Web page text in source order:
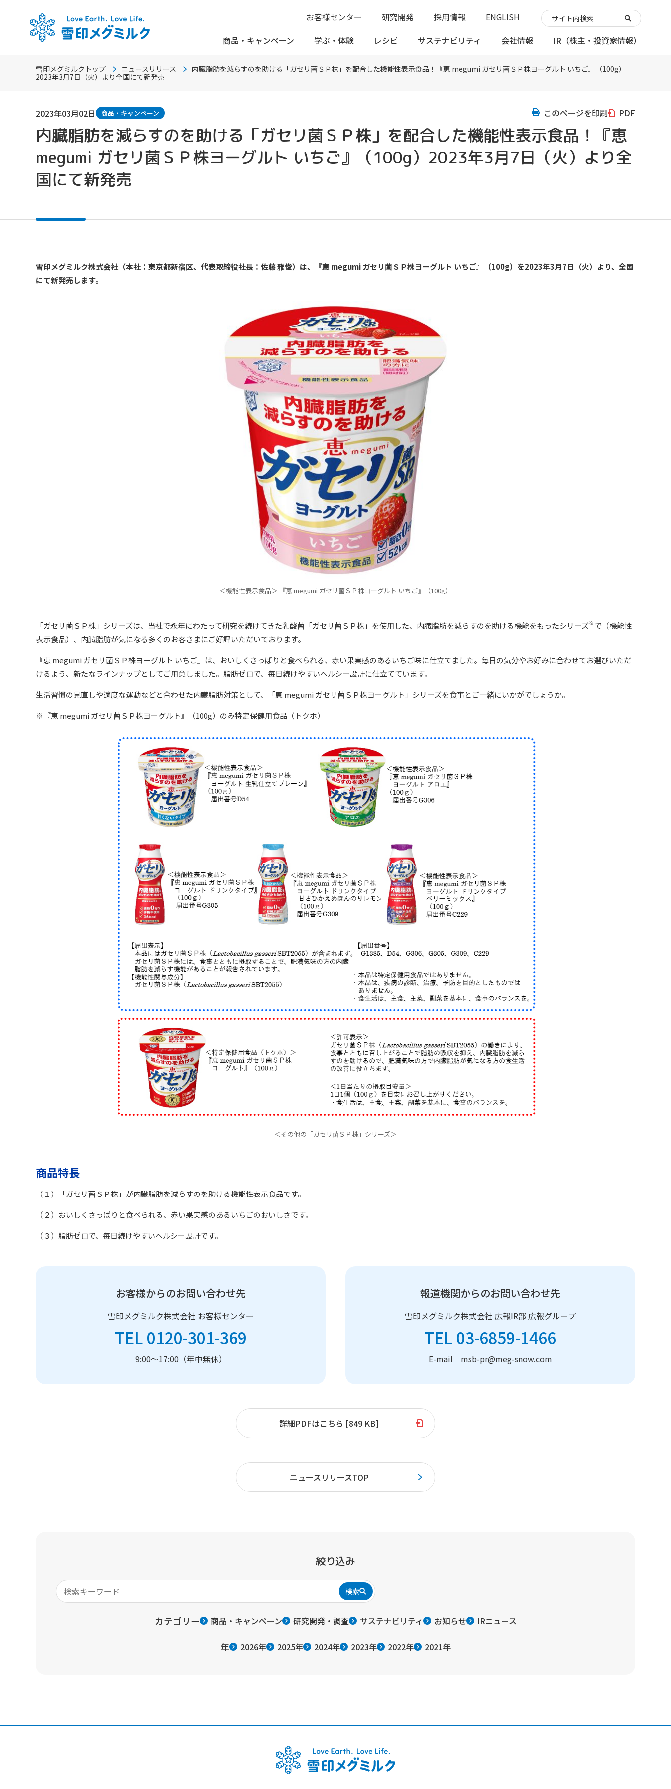
商品・ キャンペーン 学ぶ・ 体験 レシピ サステナビリティ 会社情報 IR （株主・投資家情報）
お客様センター 研究開発 採用情報 ENGLISH
雪印メグミルクトップ ニュースリリース
内臓脂肪を減らすのを助ける「ガセリ菌ＳＰ株」を配合した機能性表示食品！『恵 megumi ガセリ菌ＳＰ株ヨーグルト いちご』（100g）
2023年3月7日（火）より全国にて新発売
このページを印刷 PDF
2023年03月02日 商品・キャンペーン
内臓脂肪を減らすのを助ける「ガセリ菌ＳＰ株」を配合した機能性表示食品！『恵
megumi ガセリ菌ＳＰ株ヨーグルト いちご』（100g）2023年3月7日（火）より全
国にて新発売
雪印メグミルク株式会社（本社：東京都新宿区、代表取締役社長：佐藤 雅俊）は、『恵 megumi ガセリ菌ＳＰ株ヨーグルト いちご』（100g）を2023年3月7日（火）より、全国
にて新発売します。
＜機能性表示食品＞ 『恵 megumi ガセリ菌ＳＰ株ヨーグルト いちご』（100g）
「ガセリ菌ＳＰ株」シリーズは、当社で永年にわたって研究を続けてきた乳酸菌「ガセリ菌ＳＰ株」を使用した、内臓脂肪を減らすのを助ける機能をもったシリーズ※ で（機能性
表示食品）、内臓脂肪が気になる多くのお客さまにご好評いただいております。
『恵 megumi ガセリ菌ＳＰ株ヨーグルト いちご』は、おいしくさっぱりと食べられる、赤い果実感のあるいちご味に仕立てました。毎日の気分やお好みに合わせてお選びいただ
けるよう、新たなラインナップとしてご用意しました。脂肪ゼロで、毎日続けやすいヘルシー設計に仕立てています。
生活習慣の見直しや適度な運動などと合わせた内臓脂肪対策として、「恵 megumi ガセリ菌ＳＰ株ヨーグルト」シリーズを食事とご一緒にいかがでしょうか。
※『恵 megumi ガセリ菌ＳＰ株ヨーグルト』（100g）のみ特定保健用食品（トクホ）
＜その他の「ガセリ菌ＳＰ株」シリーズ＞
商品特長
（１）「ガセリ菌ＳＰ株」が内臓脂肪を減らすのを助ける機能性表示食品です。
（２）おいしくさっぱりと食べられる、赤い果実感のあるいちごのおいしさです。
（３）脂肪ゼロで、毎日続けやすいヘルシー設計です。
お客様からのお問い合わせ先
雪印メグミルク株式会社 お客様センター
TEL 0120-301-369
9:00～17:00（年中無休）
報道機関からのお問い合わせ先
雪印メグミルク株式会社 広報IR部 広報グループ
TEL 03-6859-1466
E-mail msb-pr@meg-snow.com
詳細PDFはこちら [849 KB]
ニュースリリースTOP
絞り込み
検索
カテゴリー 商品・キャンペーン 研究開発・調査 サステナビリティ お知らせ IRニュース
年 2026年 2025年 2024年 2023年 2022年 2021年